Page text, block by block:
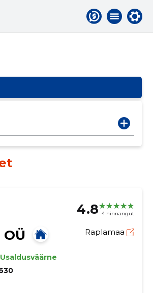
4.8 4 hinnangut
OÜ Raplamaa
Usaldusväärne